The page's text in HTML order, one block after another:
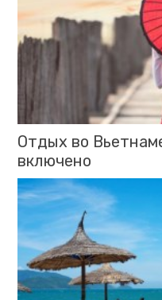
Отдых во
включено